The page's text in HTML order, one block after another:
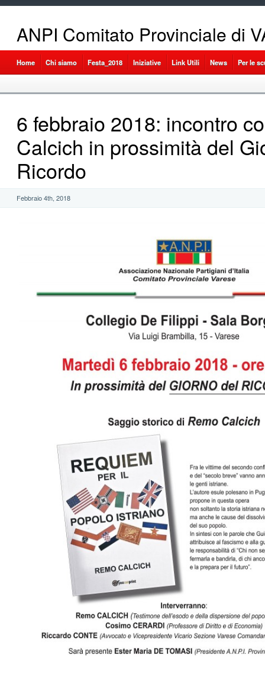
ANPI Comitato Provinciale di
Home Chi siamo Festa_2018 Iniziative Link Utili News Per le
6 febbraio 2018: incontro
Calcich in prossimità del
Ricordo
Febbraio 4th, 2018